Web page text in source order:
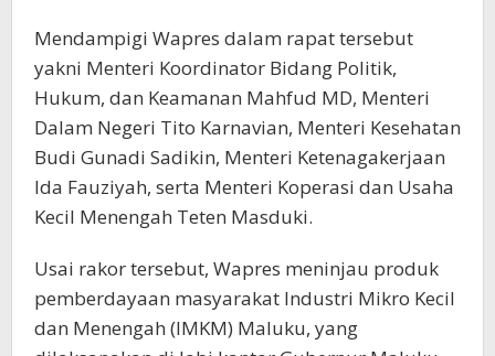
Mendampigi Wapres dalam rapat tersebut
yakni Menteri Koordinator Bidang Politik,
Hukum, dan Keamanan Mahfud MD, Menteri
Dalam Negeri Tito Karnavian, Menteri Kesehatan
Budi Gunadi Sadikin, Menteri Ketenagakerjaan
Ida Fauziyah, serta Menteri Koperasi dan Usaha
Kecil Menengah Teten Masduki.
Usai rakor tersebut, Wapres meninjau produk
pemberdayaan masyarakat Industri Mikro Kecil
dan Menengah (IMKM) Maluku, yang